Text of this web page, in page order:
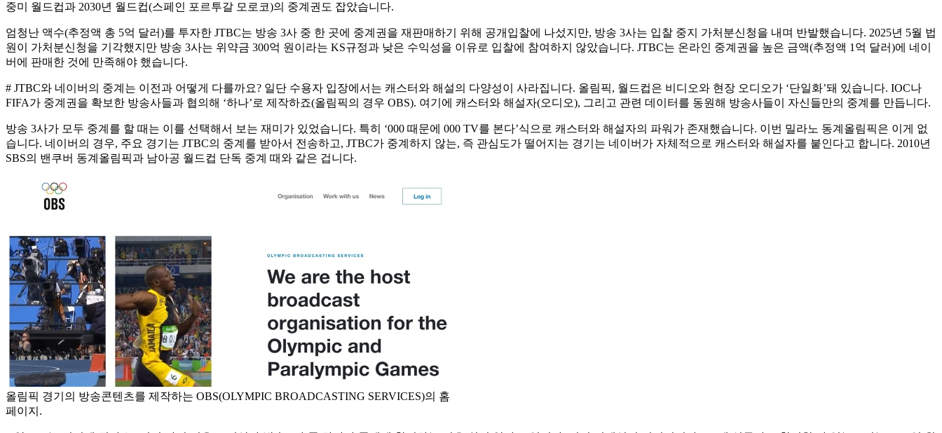
중미 월드컵과 2030년 월드컵(스페인 포르투갈 모로코)의 중계권도 잡았습니다.
엄청난 액수(추정액 총 5억 달러)를 투자한 JTBC는 방송 3사 중 한 곳에 중계권을 재판매하기 위해 공개입찰에 나섰지만, 방송 3사는 입찰 중지 가처분신청을 내며 반발했습니다. 2025년 5월 법
원이 가처분신청을 기각했지만 방송 3사는 위약금 300억 원이라는 KS규정과 낮은 수익성을 이유로 입찰에 참여하지 않았습니다. JTBC는 온라인 중계권을 높은 금액(추정액 1억 달러)에 네이
버에 판매한 것에 만족해야 했습니다.
# JTBC와 네이버의 중계는 이전과 어떻게 다를까요? 일단 수용자 입장에서는 캐스터와 해설의 다양성이 사라집니다. 올림픽, 월드컵은 비디오와 현장 오디오가 ‘단일화’돼 있습니다. IOC나
FIFA가 중계권을 확보한 방송사들과 협의해 ‘하나’로 제작하죠(올림픽의 경우 OBS). 여기에 캐스터와 해설자(오디오), 그리고 관련 데이터를 동원해 방송사들이 자신들만의 중계를 만듭니다.
방송 3사가 모두 중계를 할 때는 이를 선택해서 보는 재미가 있었습니다. 특히 ‘000 때문에 000 TV를 본다’식으로 캐스터와 해설자의 파워가 존재했습니다. 이번 밀라노 동계올림픽은 이게 없
습니다. 네이버의 경우, 주요 경기는 JTBC의 중계를 받아서 전송하고, JTBC가 중계하지 않는, 즉 관심도가 떨어지는 경기는 네이버가 자체적으로 캐스터와 해설자를 붙인다고 합니다. 2010년
SBS의 밴쿠버 동계올림픽과 남아공 월드컵 단독 중계 때와 같은 겁니다.
올림픽 경기의 방송콘텐츠를 제작하는 OBS(OLYMPIC BROADCASTING SERVICES)의 홈
페이지.